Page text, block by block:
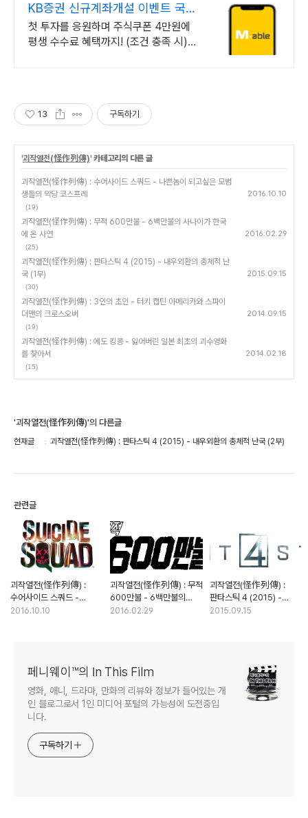
KB증권 신규계좌개설 이벤트 국내
주식쿠폰 최대 5만원
첫 투자를 응원하며 주식쿠폰 4만원에
평생 수수료 혜택까지! (조건 충족 시)
13 구독하기
'괴작열전(怪作列傳)' 카테고리의 다른 글
괴작열전(怪作列傳) : 수어사이드 스쿼드 - 나쁜놈이 되고싶은 모범
생들의 악당 코스프레
(19)
2016.10.10
괴작열전(怪作列傳) : 무적 600만불 - 6백만불의 사나이가 한국
에 온 사연
(25)
2016.02.29
괴작열전(怪作列傳) : 판타스틱 4 (2015) - 내우외환의 총체적 난
국 (1부)
(30)
2015.09.15
괴작열전(怪作列傳) : 3인의 초인 - 터키 캡틴 아메리카와 스파이
더맨의 크로스오버
(19)
2014.09.15
괴작열전(怪作列傳) : 에도 킹콩 - 잃어버린 일본 최초의 괴수영화
를 찾아서
(15)
2014.02.18
'괴작열전(怪作列傳)'의 다른글
현재글 괴작열전(怪作列傳) : 판타스틱 4 (2015) - 내우외환의 총체적 난국 (2부)
관련글
괴작열전(怪作列傳) :
수어사이드 스쿼드 -
나쁜놈이 되고싶은
2016.10.10
괴작열전(怪作列傳) : 무적
600만불 - 6백만불의
사나이가 한국에 온 사연
2016.02.29
괴작열전(怪作列傳) :
판타스틱 4 (2015) -
내우외환의 총체적 난국
2015.09.15
페니웨이™의 In This Film
영화, 애니, 드라마, 만화의 리뷰와 정보가 들어있는 개
인 블로그로서 1인 미디어 포털의 가능성에 도전중입
니다.
구독하기